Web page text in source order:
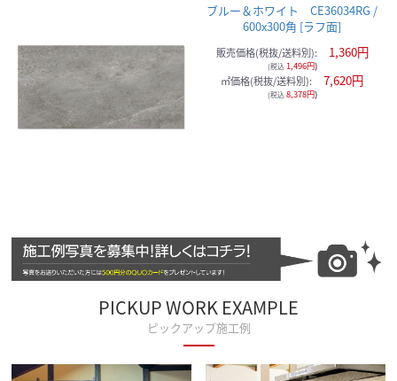
ブルー＆ホワイト CE36034RG /
600x300角 [ラフ面]
販売価格(税抜/送料別): 1,360円
(税込 1,496円)
㎡価格(税抜/送料別): 7,620円
(税込 8,378円)
PICKUP WORK EXAMPLE
ピックアップ施工例